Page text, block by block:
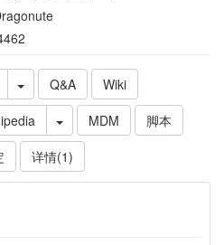
Q&A
Wiki
MDM
脚本
详情(1)